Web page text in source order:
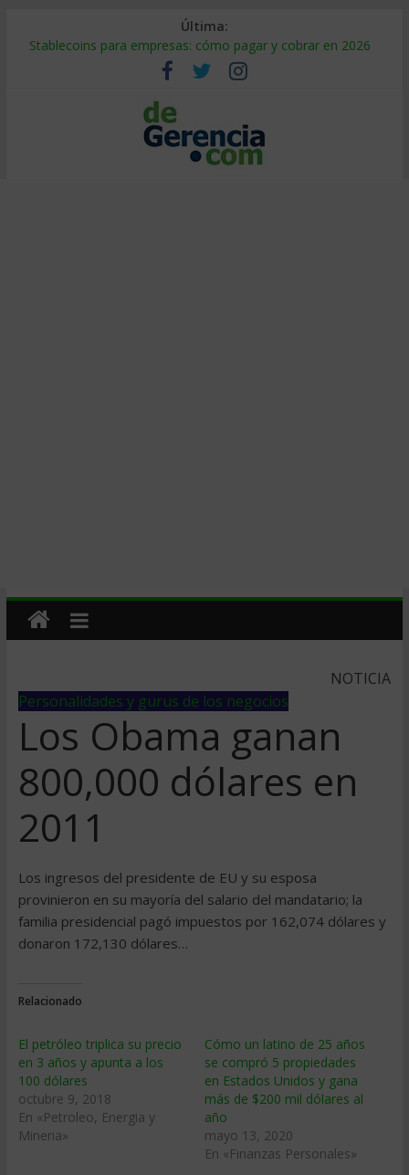
Última:
Stablecoins para empresas: cómo pagar y cobrar en 2026
Despido silencioso: qué es y por qué sale tan caro
IA en selección de personal: cómo auditarla a tiempo
Trabajo forzoso en la cadena de suministro: qué hacer
Mercado hispano de EE. UU.: cómo segmentarlo y venderle
NOTICIA
Personalidades y gurus de los negocios
Los Obama ganan
800,000 dólares en
2011
Los ingresos del presidente de EU y su esposa
provinieron en su mayoría del salario del mandatario; la
familia presidencial pagó impuestos por 162,074 dólares y
donaron 172,130 dólares…
Relacionado
El petróleo triplica su precio
en 3 años y apunta a los
100 dólares
octubre 9, 2018
En «Petroleo, Energia y
Mineria»
Cómo un latino de 25 años
se compró 5 propiedades
en Estados Unidos y gana
más de $200 mil dólares al
año
mayo 13, 2020
En «Finanzas Personales»